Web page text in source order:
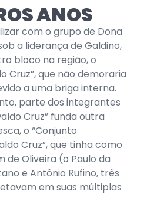
ANOS
com o grupo de Dona
a liderança de Galdino,
bloco na região, o
Cruz”, que não demoraria
a uma briga interna.
parte dos integrantes
Cruz” funda outra
o “Conjunto
Cruz”, que tinha como
de Oliveira (o Paulo da
e Antônio Rufino, três
em suas múltiplas